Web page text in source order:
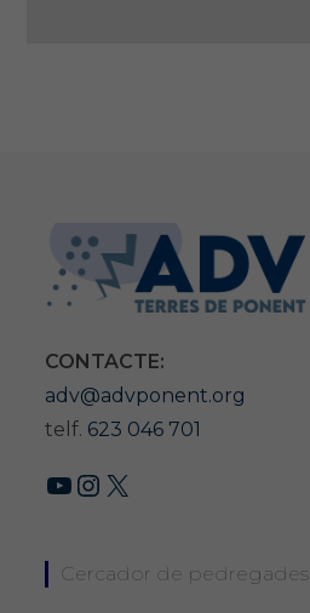
CONTACTE:
adv@advponent.org
telf. 623 046 701
YouTube
Instagram
X
Cercador de pedregades